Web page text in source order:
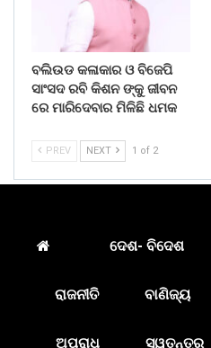
ବଲିଉଡ କଳାକାର ଓ ବିଜେପି
ସାଂସଦ ରବି କିଶନ ଙ୍କୁ ଜୀବନ
ରେ ମାରିଦେବାର ମିଳିଛି ଧମକ
PREV NEXT 1 of 2
ଦେଶ- ବିଦେଶ
ରାଜନୀତି ବାଣିଜ୍ୟ
ଅପରାଧ ସ୍ୱତନ୍ତ୍ର